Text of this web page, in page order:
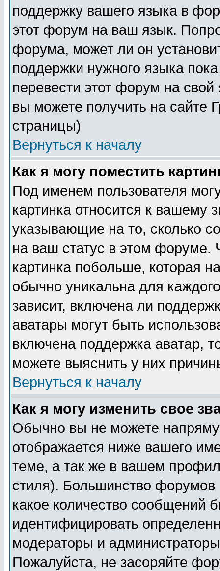
поддержку вашего языка в
этот форум на ваш язык.
форума, может ли он
поддержки нужного языка
перевести этот форум на
вы можете получить на сайте
страницы)
Вернуться к началу
Как я могу поместить
Под именем пользователя
картинка относится к вашему
указывающие на то, сколько
на ваш статус в этом форуме.
картинка побольше, которая
обычно уникальна для
зависит, включена ли
аватары могут быть
включена поддержка аватар,
можете выяснить у них
Вернуться к началу
Как я могу изменить свое
Обычно вы не можете
отображается ниже вашего
теме, а так же в вашем
стиля). Большинство форумов
какое количество сообщений
идентифицировать
модераторы и
Пожалуйста, не засоряйте